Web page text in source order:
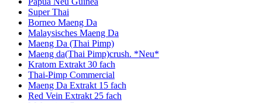
Super Thai
Borneo Maeng Da
Malaysisches Maeng Da
Maeng Da (Thai Pimp)
Maeng da(Thai Pimp)crush. *Neu*
Kratom Extrakt 30 fach
Thai-Pimp Commercial
Maeng Da Extrakt 15 fach
Red Vein Extrakt 25 fach